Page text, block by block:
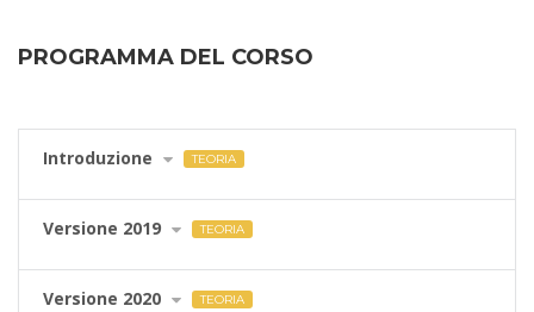
PROGRAMMA DEL CORSO
Introduzione TEORIA
Versione 2019 TEORIA
Versione 2020 TEORIA